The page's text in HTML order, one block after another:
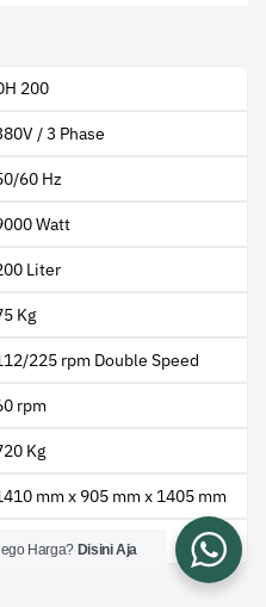
200
/ 3 Phase
60 Hz
Watt
Liter
Kg
225 rpm Double Speed
rpm
Kg
mm x 905 mm x 1405 mm
75.990.000
Harga? Disini Aja